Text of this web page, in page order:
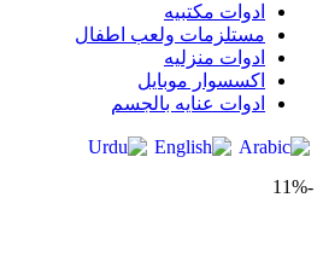
ادوات مكتبيه
مستلزمات ولعب اطفال
ادوات منزليه
اكسسوار موبايل
ادوات عنايه بالجسم
-11%